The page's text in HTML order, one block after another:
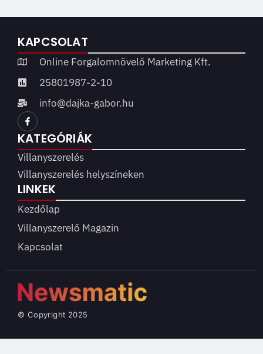
KAPCSOLAT
Online Forgalomnövelő Marketing Kft.
25801987-2-10
info@dajka-gabor.hu
KATEGÓRIÁK
Villanyszerelés
Villanyszerelés helyszíneken
LINKEK
Kezdőlap
Villanyszerelő Magazin
Kapcsolat
© Copyright 2025